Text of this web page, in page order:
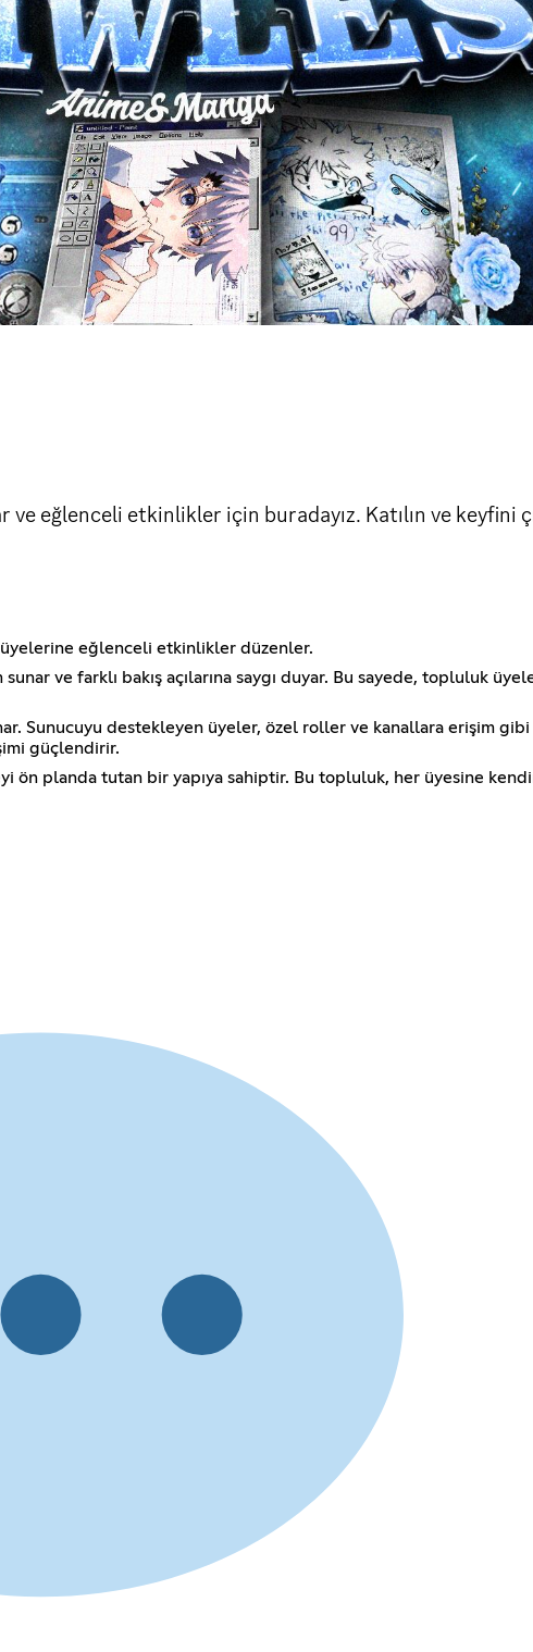
eğlenceli etkinlikler için buradayız. Katılın ve keyfini
eğlenceli etkinlikler düzenler.
ve farklı bakış açılarına saygı duyar. Bu sayede, topluluk
Sunucuyu destekleyen üyeler, özel roller ve kanallara erişim
güçlendirir.
planda tutan bir yapıya sahiptir. Bu topluluk, her üyesine